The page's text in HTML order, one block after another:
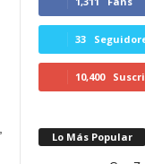
33
10,400
Lo Más Popular